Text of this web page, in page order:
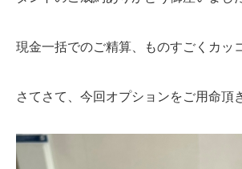
現金一括でのご精算、ものすごくカッ
さてさて、今回オプションをご用命